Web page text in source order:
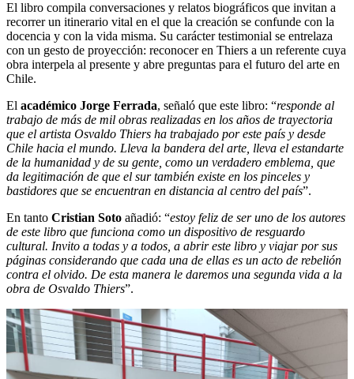
El libro compila conversaciones y relatos biográficos que invitan a
recorrer un itinerario vital en el que la creación se confunde con la
docencia y con la vida misma. Su carácter testimonial se entrelaza
con un gesto de proyección: reconocer en Thiers a un referente cuya
obra interpela al presente y abre preguntas para el futuro del arte en
Chile.
El académico Jorge Ferrada, señaló que este libro: “responde al
trabajo de más de mil obras realizadas en los años de trayectoria
que el artista Osvaldo Thiers ha trabajado por este país y desde
Chile hacia el mundo. Lleva la bandera del arte, lleva el estandarte
de la humanidad y de su gente, como un verdadero emblema, que
da legitimación de que el sur también existe en los pinceles y
bastidores que se encuentran en distancia al centro del país”.
En tanto Cristian Soto añadió: “estoy feliz de ser uno de los autores
de este libro que funciona como un dispositivo de resguardo
cultural. Invito a todas y a todos, a abrir este libro y viajar por sus
páginas considerando que cada una de ellas es un acto de rebelión
contra el olvido. De esta manera le daremos una segunda vida a la
obra de Osvaldo Thiers”.